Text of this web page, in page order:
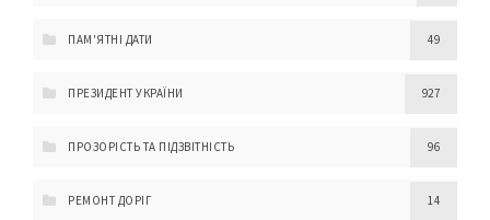
ПАМ'ЯТНІ ДАТИ 49
ПРЕЗИДЕНТ УКРАЇНИ 927
ПРОЗОРІСТЬ ТА ПІДЗВІТНІСТЬ 96
РЕМОНТ ДОРІГ 14